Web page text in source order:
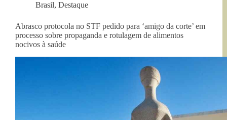
Brasil, Destaque
Abrasco protocola no STF pedido para ‘amigo da corte’ em
processo sobre propaganda e rotulagem de alimentos
nocivos à saúde